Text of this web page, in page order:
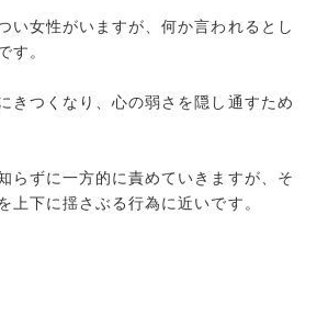
い女性がいますが、何か言われるとし
す。
きつくなり、心の弱さを隠し通すため
らずに一方的に責めていきますが、そ
上下に揺さぶる行為に近いです。